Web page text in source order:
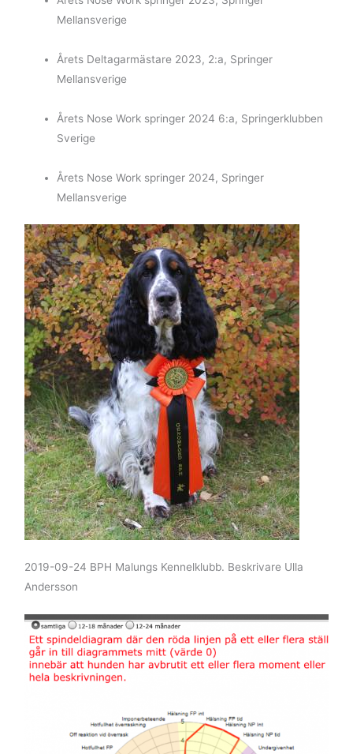
efter:
Mellansverige
Årets Deltagarmästare 2023, 2:a, Springer
Mellansverige
Årets Nose Work springer 2024 6:a, Springerklubben
Sverige
Årets Nose Work springer 2024, Springer
Mellansverige
2019-09-24 BPH Malungs Kennelklubb. Beskrivare Ulla
Andersson